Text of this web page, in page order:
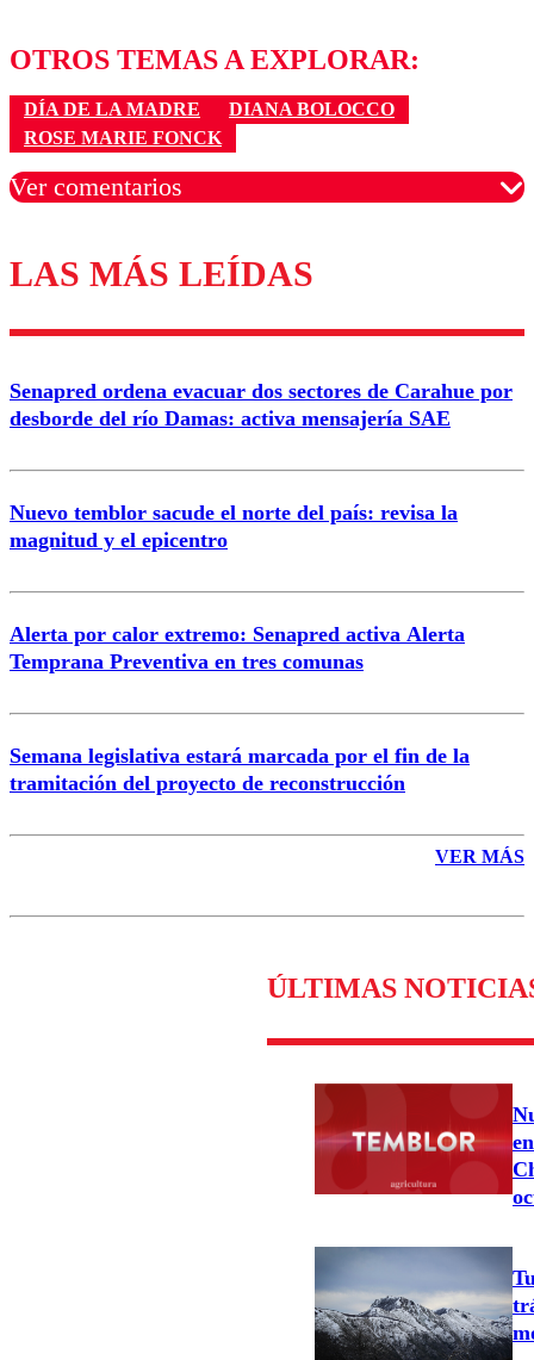
OTROS TEMAS A EXPLORAR:
DÍA DE LA MADRE
DIANA BOLOCCO
ROSE MARIE FONCK
Ver comentarios
Los comentarios son moderados para garantizar un
diálogo respetuoso.
Nombre
Correo
LAS MÁS LEÍDAS
Senapred ordena evacuar dos sectores de Carahue por
desborde del río Damas: activa mensajería SAE
Nuevo temblor sacude el norte del país: revisa la
magnitud y el epicentro
Alerta por calor extremo: Senapred activa Alerta
Temprana Preventiva en tres comunas
Semana legislativa estará marcada por el fin de la
tramitación del proyecto de reconstrucción
VER MÁS
ÚLTIMAS